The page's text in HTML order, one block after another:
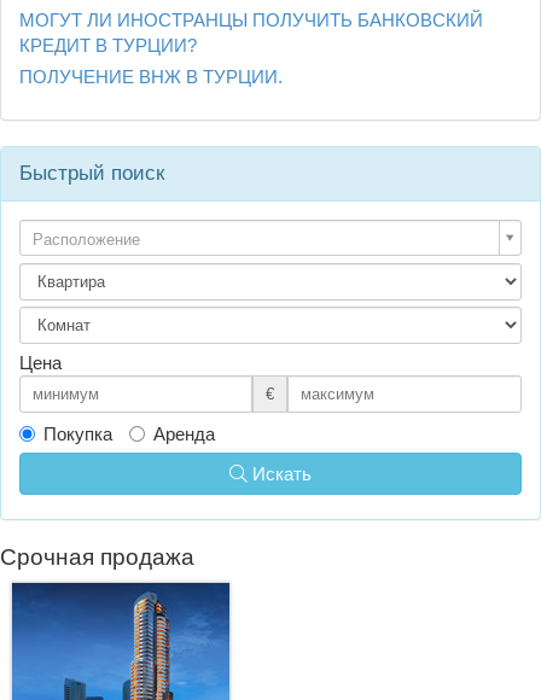
МОГУТ ЛИ ИНОСТРАНЦЫ ПОЛУЧИТЬ БАНКОВСКИЙ
КРЕДИТ В ТУРЦИИ?
ПОЛУЧЕНИЕ ВНЖ В ТУРЦИИ.
Быстрый поиск
Расположение
Цена
€
Покупка
Аренда
Искать
Срочная продажа